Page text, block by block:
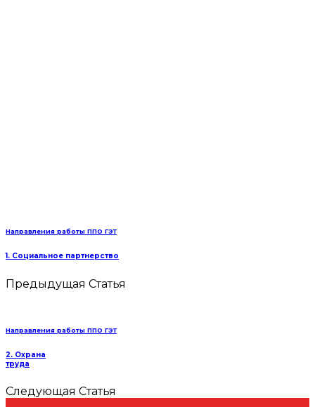
Направления работы ППО ГЭТ
1. Социальное партнерство
Предыдущая Статья
Направления работы ППО ГЭТ
2. Охрана
труда
Следующая Статья